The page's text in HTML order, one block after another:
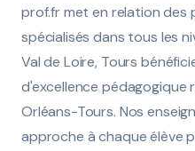
prof.fr met en relation des
spécialisés dans tous les
Val de Loire, Tours
d'excellence pédagogique
Orléans-Tours. Nos
approche à chaque élève